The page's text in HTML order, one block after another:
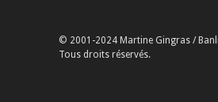
© 2001-2024 Martine Gingras /
Tous droits réservés.